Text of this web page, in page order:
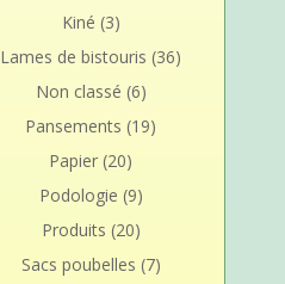
Kiné (3)
Lames de bistouris (36)
Non classé (6)
Pansements (19)
Papier (20)
Podologie (9)
Produits (20)
Sacs poubelles (7)